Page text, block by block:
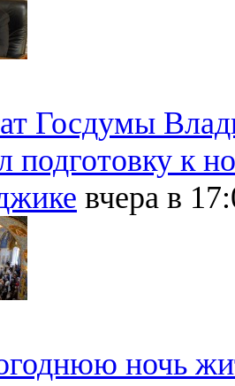
Госдумы
подготовку к
вчера в
ночь